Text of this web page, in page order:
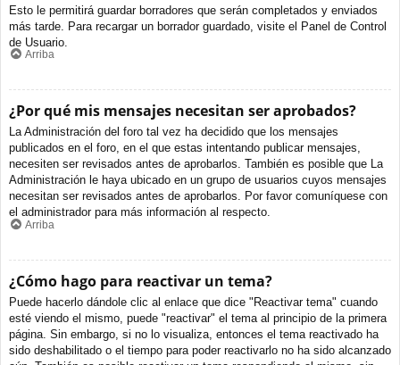
Esto le permitirá guardar borradores que serán completados y enviados
más tarde. Para recargar un borrador guardado, visite el Panel de Control
de Usuario.
Arriba
¿Por qué mis mensajes necesitan ser aprobados?
La Administración del foro tal vez ha decidido que los mensajes
publicados en el foro, en el que estas intentando publicar mensajes,
necesiten ser revisados antes de aprobarlos. También es posible que La
Administración le haya ubicado en un grupo de usuarios cuyos mensajes
necesitan ser revisados antes de aprobarlos. Por favor comuníquese con
el administrador para más información al respecto.
Arriba
¿Cómo hago para reactivar un tema?
Puede hacerlo dándole clic al enlace que dice "Reactivar tema" cuando
esté viendo el mismo, puede "reactivar" el tema al principio de la primera
página. Sin embargo, si no lo visualiza, entonces el tema reactivado ha
sido deshabilitado o el tiempo para poder reactivarlo no ha sido alcanzado